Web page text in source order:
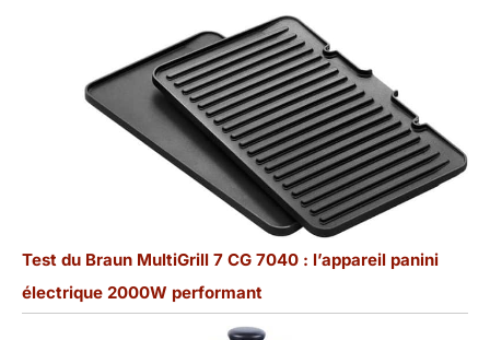
Test du Braun MultiGrill 7 CG 7040 : l’appareil panini
électrique 2000W performant